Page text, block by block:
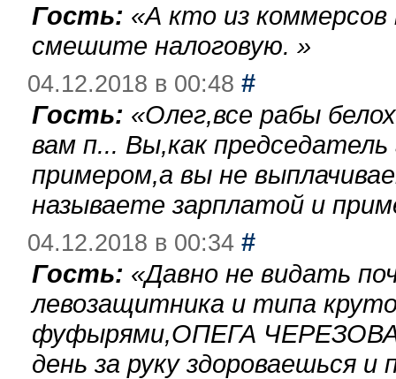
Гость: «А кто из
смешите налоговую. »
04.12.2018 в 00:48 #
Гость: «Олег,все рабы
вам п... Вы,как
примером,а вы не
называете зарплатой и
04.12.2018 в 00:34 #
Гость: «Давно не видать
левозащитника и типа
фуфырями,ОПЕГА
день за руку здороваешься